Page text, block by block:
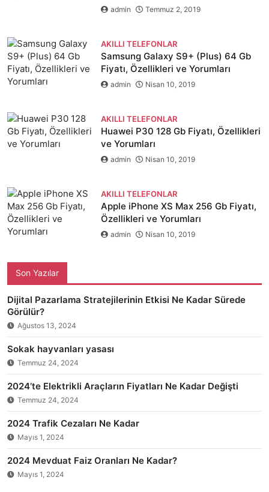
admin Temmuz 2, 2019
AKILLI TELEFONLAR
Samsung Galaxy S9+ (Plus) 64 Gb
Fiyatı, Özellikleri ve Yorumları
admin Nisan 10, 2019
AKILLI TELEFONLAR
Huawei P30 128 Gb Fiyatı, Özellikleri
ve Yorumları
admin Nisan 10, 2019
AKILLI TELEFONLAR
Apple iPhone XS Max 256 Gb Fiyatı,
Özellikleri ve Yorumları
admin Nisan 10, 2019
Son Yazılar
Dijital Pazarlama Stratejilerinin Etkisi Ne Kadar Sürede
Görülür?
Ağustos 13, 2024
Sokak hayvanları yasası
Temmuz 24, 2024
2024’te Elektrikli Araçların Fiyatları Ne Kadar Değişti
Temmuz 24, 2024
2024 Trafik Cezaları Ne Kadar
Mayıs 1, 2024
2024 Mevduat Faiz Oranları Ne Kadar?
Mayıs 1, 2024